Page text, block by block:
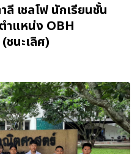
ลี เชลโฟ นักเรียนชั้น
ำแหน่ง OBH
ชนะเลิศ)